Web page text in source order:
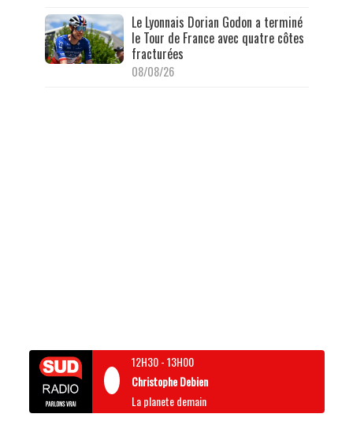
Le Lyonnais Dorian Godon a terminé
le Tour de France avec quatre côtes
fracturées
08/08/26
12H30-13H00
Christophe Debien
La planete demain